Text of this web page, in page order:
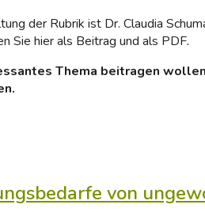
der Rubrik ist Dr. Claudia
Sie hier als Beitrag und als PDF.
Thema beitragen
von